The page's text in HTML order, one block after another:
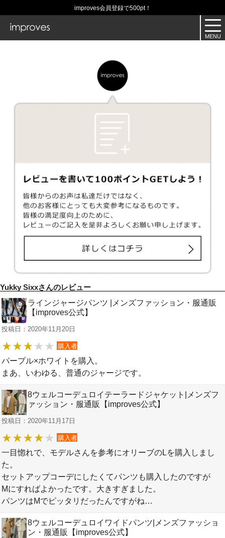
improves会員登録で500pt！
Yukky Sixxさんのレビュー
ラインジャージパンツ |メンズファッション・服通販
【improves公式】
投稿日：2020年11月20日
購入者
パープル×ホワイトを購入。
まあ、いわゆる、普通のジャージです。
8ウェルコーデュロイテーラードジャケット|メンズフ
ァッション・服通販【improves公式】
投稿日：2020年11月17日
購入者
一目惚れで、モデルさんを参考にオリーブのLを購入しまし
た。
セットアップコーデにしたくてパンツも購入したのですが
Mにすればよかったです。大きすぎました。
パンツはMでピッタリだったんですがね…
8ウェルコーデュロイワイドパンツ|メンズファッショ
ン・服通販【improves公式】